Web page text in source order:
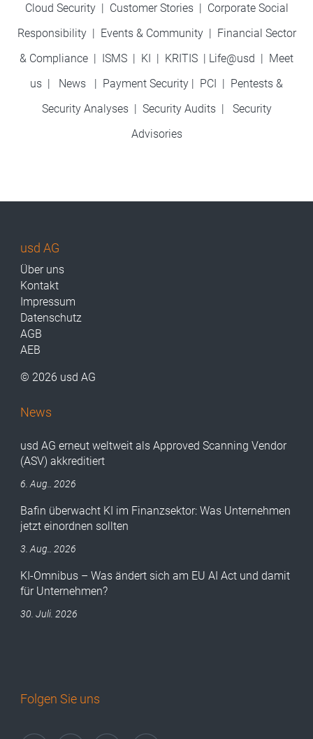
Cloud Security | Customer Stories| Corporate Social
Responsibility| Events & Community | Financial Sector
& Compliance | ISMS | KI | KRITIS | Life@usd | Meet
us | News | Payment Security | PCI | Pentests &
Security Analyses | Security Audits| Security
Advisories
usd AG
Über uns
Kontakt
Impressum
Datenschutz
AGB
AEB
© 2026 usd AG
News
usd AG erneut weltweit als Approved Scanning Vendor
(ASV) akkreditiert
6. Aug.. 2026
Bafin überwacht KI im Finanzsektor: Was Unternehmen
jetzt einordnen sollten
3. Aug.. 2026
KI-Omnibus – Was ändert sich am EU AI Act und damit
für Unternehmen?
30. Juli. 2026
Folgen Sie uns